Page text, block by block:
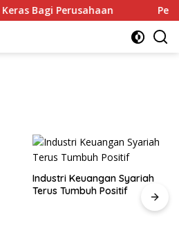
Perusahaan
Industri Keuangan Syariah
Terus Tumbuh Positif